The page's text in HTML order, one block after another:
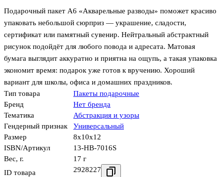
Подарочный пакет А6 «Акварельные разводы» поможет красиво
упаковать небольшой сюрприз — украшение, сладости,
сертификат или памятный сувенир. Нейтральный абстрактный
рисунок подойдёт для любого повода и адресата. Матовая
бумага выглядит аккуратно и приятна на ощупь, а такая упаковка
экономит время: подарок уже готов к вручению. Хороший
вариант для школы, офиса и домашних праздников.
Тип товара
Пакеты подарочные
Бренд
Нет бренда
Тематика
Абстракция и узоры
Гендерный признак
Универсальный
Размер
8x10x12
ISBN/Артикул
13-HB-7016S
Вес, г.
17 г
ID товара
2928227